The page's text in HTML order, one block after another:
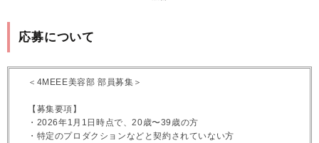
応募について
＜4MEEE美容部 部員募集＞
【募集要項】
・2026年1月1日時点で、20歳〜39歳の方
・特定のプロダクションなどと契約されていない方